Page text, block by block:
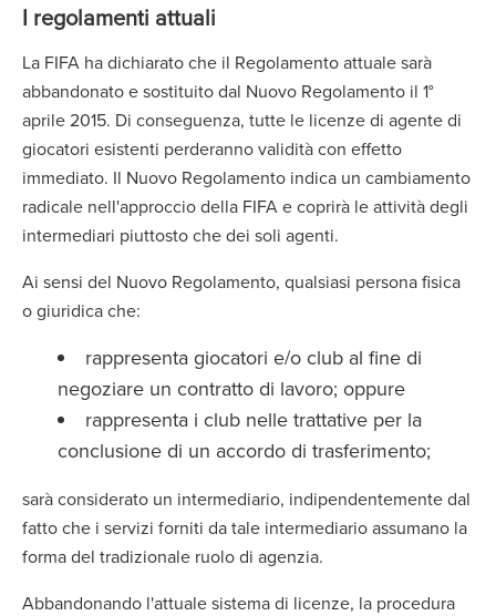
I regolamenti attuali
La FIFA ha dichiarato che il Regolamento attuale sarà
abbandonato e sostituito dal Nuovo Regolamento il 1°
aprile 2015. Di conseguenza, tutte le licenze di agente di
giocatori esistenti perderanno validità con effetto
immediato. Il Nuovo Regolamento indica un cambiamento
radicale nell'approccio della FIFA e coprirà le attività degli
intermediari piuttosto che dei soli agenti.
Ai sensi del Nuovo Regolamento, qualsiasi persona fisica
o giuridica che:
rappresenta giocatori e/o club al fine di
negoziare un contratto di lavoro; oppure
rappresenta i club nelle trattative per la
conclusione di un accordo di trasferimento;
sarà considerato un intermediario, indipendentemente dal
fatto che i servizi forniti da tale intermediario assumano la
forma del tradizionale ruolo di agenzia.
Abbandonando l'attuale sistema di licenze, la procedura